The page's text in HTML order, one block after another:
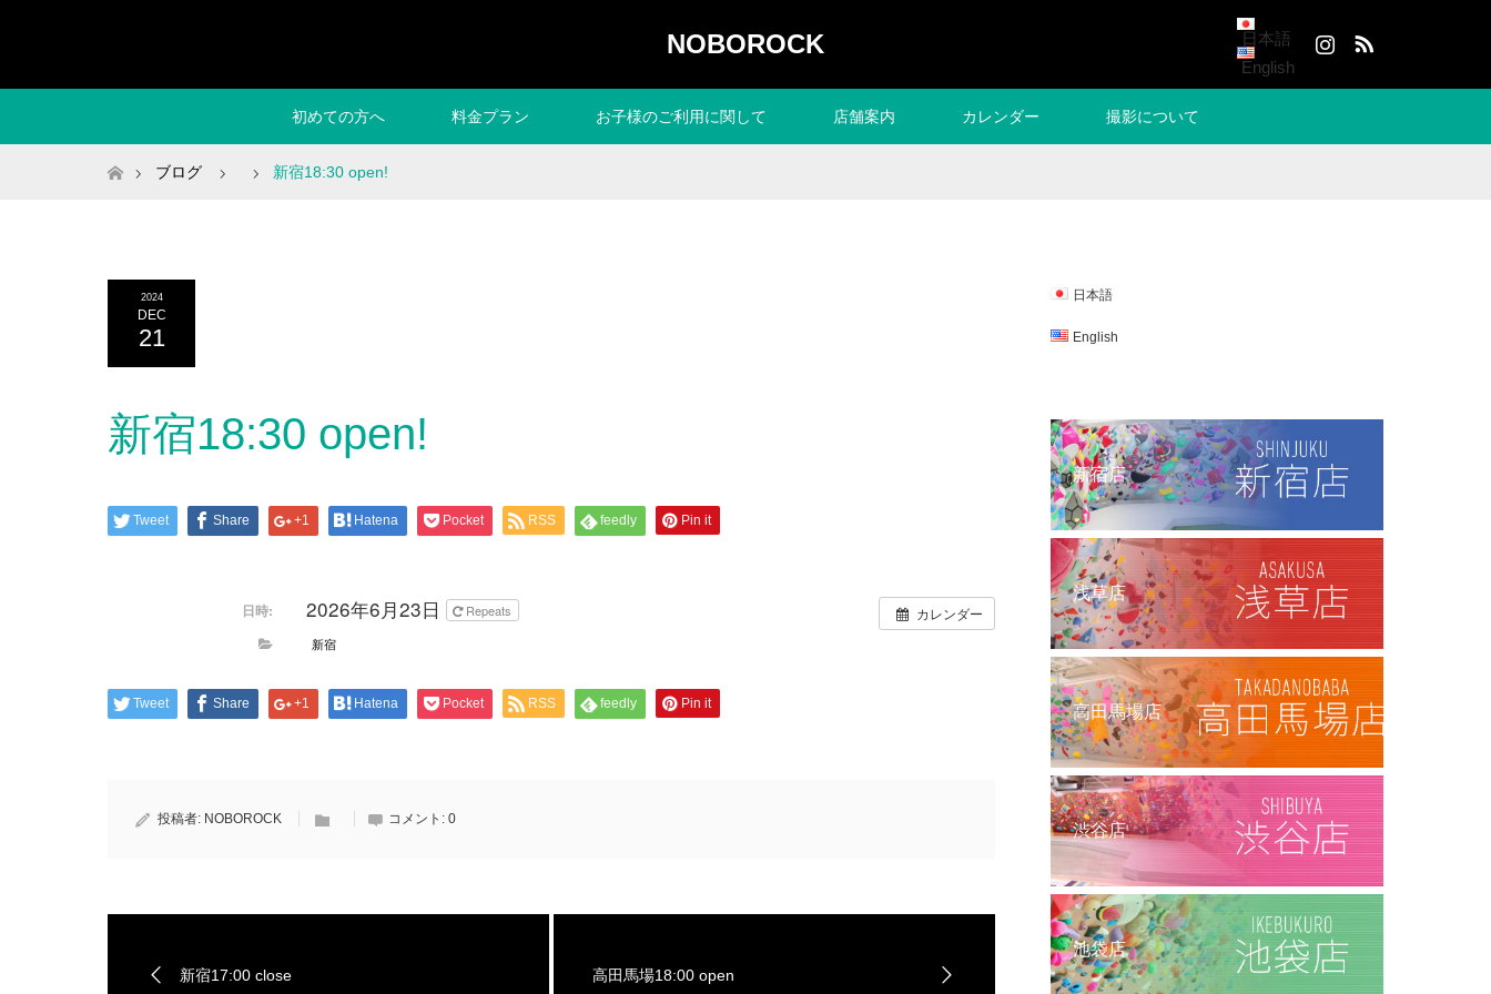
NOBOROCK
日本語
English
初めての方へ 料金プラン お子様のご利用に関して 店舗案内 カレンダー 撮影について
ホームブログ 新宿18:30 open!
2024
DEC
21
新宿18:30 open!
Tweet Share +1 Hatena Pocket RSS feedly Pin it
カレンダー
日時: 2026年6月23日
Repeats
新宿
Tweet Share +1 Hatena Pocket RSS feedly Pin it
投稿者: NOBOROCK コメント: 0
新宿17:00 close 高田馬場18:00 open
日本語
English
新宿店
浅草店
高田馬場店
渋谷店
池袋店